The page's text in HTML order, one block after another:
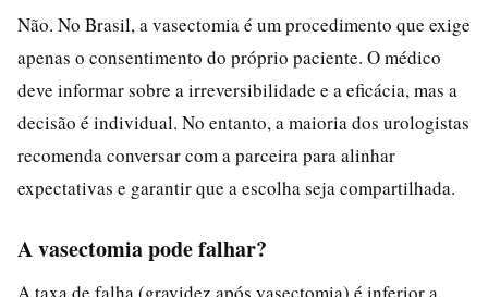
Não. No Brasil, a vasectomia é um procedimento que exige
apenas o consentimento do próprio paciente. O médico
deve informar sobre a irreversibilidade e a eficácia, mas a
decisão é individual. No entanto, a maioria dos urologistas
recomenda conversar com a parceira para alinhar
expectativas e garantir que a escolha seja compartilhada.
A vasectomia pode falhar?
A taxa de falha (gravidez após vasectomia) é inferior a